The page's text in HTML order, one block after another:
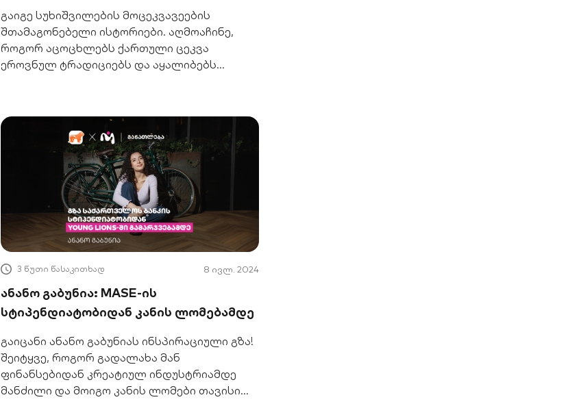
გაიგე სუხიშვილების მოცეკვავეების
შთამაგონებელი ისტორიები. აღმოაჩინე,
როგორ აცოცხლებს ქართული ცეკვა
ეროვნულ ტრადიციებს და აყალიბებს
3 წუთი წასაკითხად 8 ივლ. 2024
ანანო გაბუნია: MASE-ის
სტიპენდიატობიდან კანის ლომებამდე
გაიცანი ანანო გაბუნიას ინსპირაციული გზა!
შეიტყვე, როგორ გადალახა მან
ფინანსებიდან კრეატიულ ინდუსტრიამდე
მანძილი და მოიგო კანის ლომები თავისი